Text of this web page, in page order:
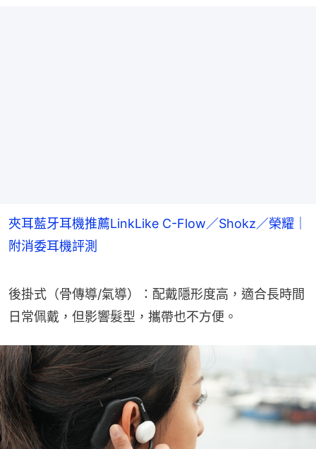
夾耳藍牙耳機推薦LinkLike C-Flow／Shokz／榮耀｜
附消委耳機評測
後掛式（骨傳導/氣導）：配戴隱形度高，適合長時間
日常佩戴，但影響髮型，攜帶也不方便。